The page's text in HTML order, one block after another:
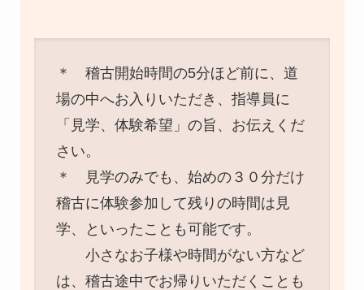
＊ 稽古開始時間の5分ほど前に、道
場の中へお入りいただき、指導員に
「見学、体験希望」の旨、お伝えくだ
さい。
＊ 見学のみでも、始めの３０分だけ
稽古に体験参加して残りの時間は見
学、といったことも可能です。
小さなお子様や時間がない方など
は、稽古途中でお帰りいただくことも